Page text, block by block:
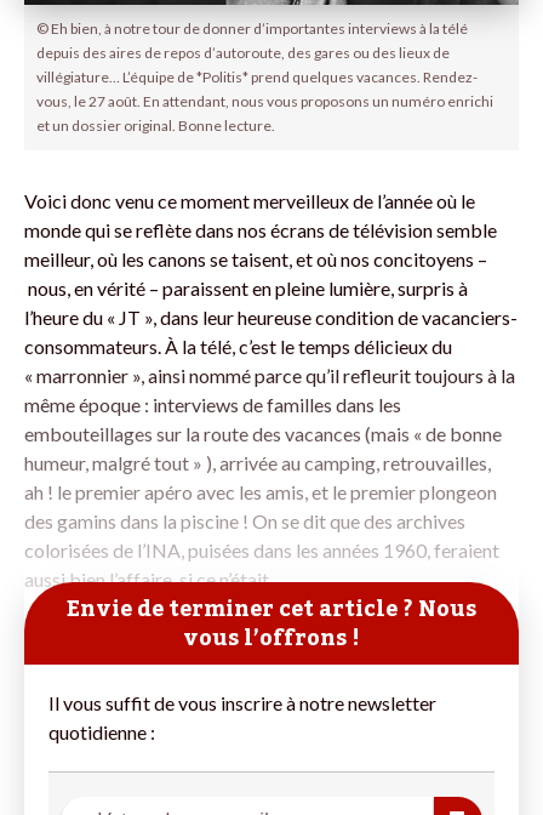
© Eh bien, à notre tour de donner d’importantes interviews à la télé
depuis des aires de repos d’autoroute, des gares ou des lieux de
villégiature… L’équipe de *Politis* prend quelques vacances. Rendez-
vous, le 27 août. En attendant, nous vous proposons un numéro enrichi
et un dossier original. Bonne lecture.
Voici donc venu ce moment merveilleux de l’année où le
monde qui se reflète dans nos écrans de télévision semble
meilleur, où les canons se taisent, et où nos concitoyens –
nous, en vérité – paraissent en pleine lumière, surpris à
l’heure du « JT », dans leur heureuse condition de vacanciers-
consommateurs. À la télé, c’est le temps délicieux du
« marronnier », ainsi nommé parce qu’il refleurit toujours à la
même époque : interviews de familles dans les
embouteillages sur la route des vacances (mais « de bonne
humeur, malgré tout » ), arrivée au camping, retrouvailles,
ah ! le premier apéro avec les amis, et le premier plongeon
des gamins dans la piscine ! On se dit que des archives
colorisées de l’INA, puisées dans les années 1960, feraient
aussi bien l’affaire, si ce n’était
Envie de terminer cet article ? Nous
vous l’offrons !
Il vous suffit de vous inscrire à notre newsletter
quotidienne :